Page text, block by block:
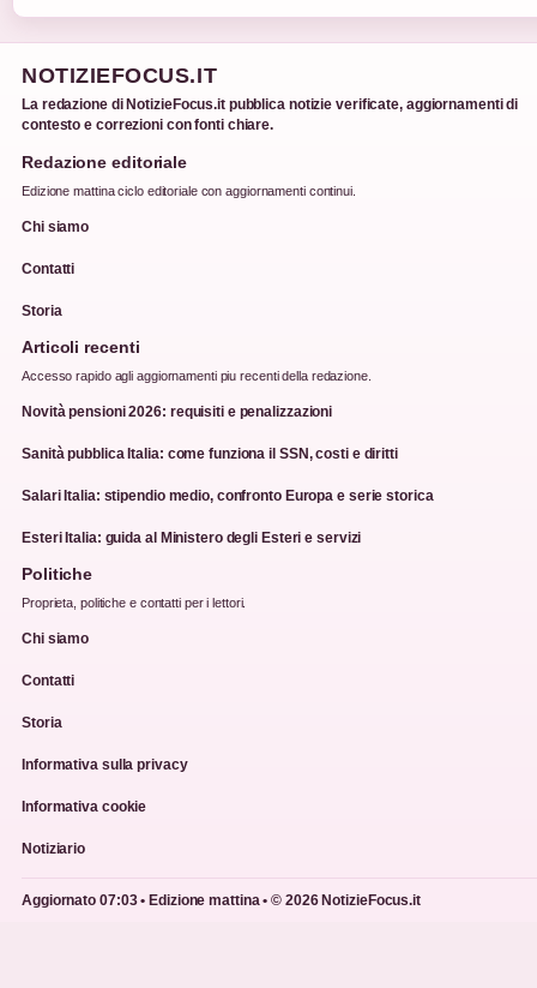
NOTIZIEFOCUS.IT
La redazione di NotizieFocus.it pubblica notizie verificate, aggiornamenti di
contesto e correzioni con fonti chiare.
Redazione editoriale
Edizione mattina ciclo editoriale con aggiornamenti continui.
Chi siamo
Contatti
Storia
Articoli recenti
Accesso rapido agli aggiornamenti piu recenti della redazione.
Novità pensioni 2026: requisiti e penalizzazioni
Sanità pubblica Italia: come funziona il SSN, costi e diritti
Salari Italia: stipendio medio, confronto Europa e serie storica
Esteri Italia: guida al Ministero degli Esteri e servizi
Politiche
Proprieta, politiche e contatti per i lettori.
Chi siamo
Contatti
Storia
Informativa sulla privacy
Informativa cookie
Notiziario
Aggiornato 07:03 • Edizione mattina • © 2026 NotizieFocus.it